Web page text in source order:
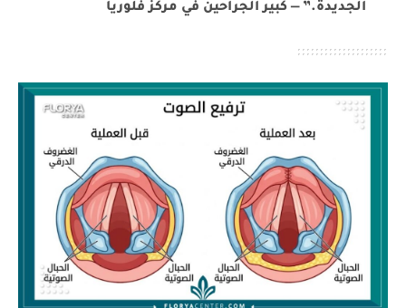
الجديدة.” — كبير الجراحين في مركز فلوريا